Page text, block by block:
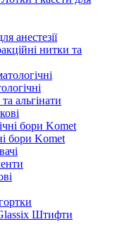
анестезії
нитки та
альгінати
бори Komet
Штифти